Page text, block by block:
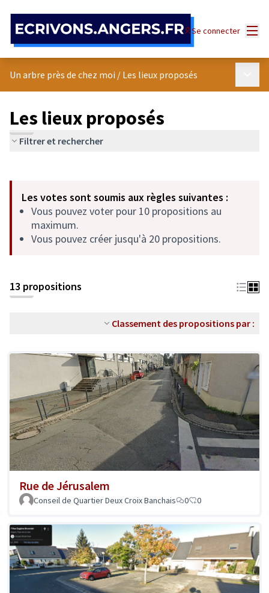
Se connecter
Un arbre près de chez moi / Les lieux proposés
Les lieux proposés
Filtrer et rechercher
−
Les votes sont soumis aux règles suivantes :
Vous pouvez voter pour 10 propositions au
maximum.
Vous pouvez créer jusqu'à 20 propositions.
13 propositions
Classement des propositions par :
Rue de Jérusalem
Conseil de Quartier Deux Croix Banchais 0 0